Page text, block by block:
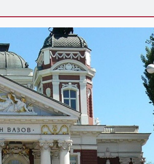
este suplemento.
a los pasajeros que ya hayan viajado
Club de Pasajeros (cuya obtención se
o los que estén en luna de miel